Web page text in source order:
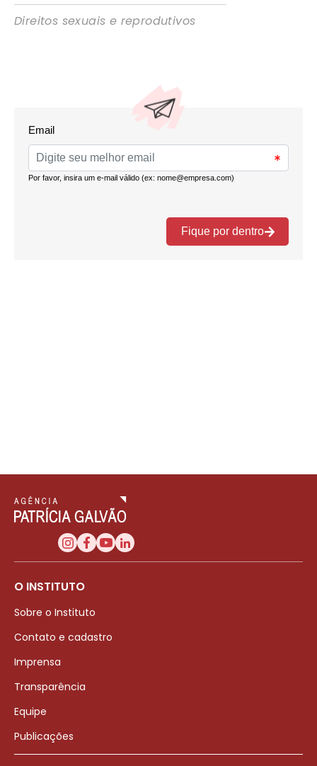
Direitos sexuais e reprodutivos
O INSTITUTO
Sobre o Instituto
Contato e cadastro
Imprensa
Transparência
Equipe
Publicações